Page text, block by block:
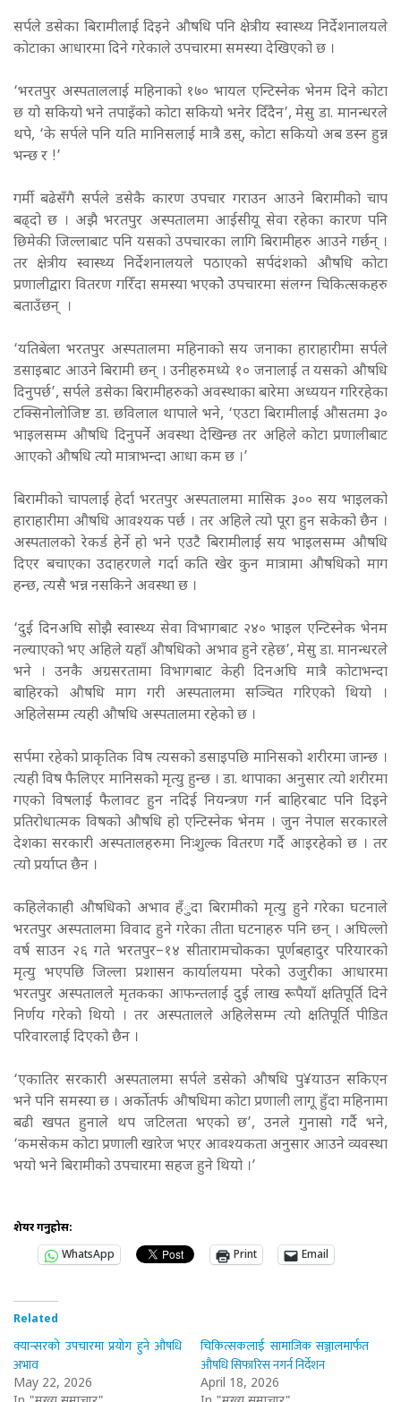
सर्पले डसेका बिरामीलाई दिइने औषधि पनि क्षेत्रीय स्वास्थ्य निर्देशनालयले
कोटाका आधारमा दिने गरेकाले उपचारमा समस्या देखिएको छ ।
‘भरतपुर अस्पताललाई महिनाको १७० भायल एन्टिस्नेक भेनम दिने कोटा
छ यो सकियो भने तपाइँको कोटा सकियो भनेर दिँदैन’, मेसु डा. मानन्धरले
थपे, ‘के सर्पले पनि यति मानिसलाई मात्रै डस्, कोटा सकियो अब डस्न हुन्न
भन्छ र !’
गर्मी बढेसँगै सर्पले डसेकै कारण उपचार गराउन आउने बिरामीको चाप
बढ्दो छ । अझै भरतपुर अस्पतालमा आईसीयू सेवा रहेका कारण पनि
छिमेकी जिल्लाबाट पनि यसको उपचारका लागि बिरामीहरु आउने गर्छन् ।
तर क्षेत्रीय स्वास्थ्य निर्देशनालयले पठाएको सर्पदंशको औषधि कोटा
प्रणालीद्वारा वितरण गरिँदा समस्या भएकोे उपचारमा संलग्न चिकित्सकहरु
बताउँछन् ।
‘यतिबेला भरतपुर अस्पतालमा महिनाको सय जनाका हाराहारीमा सर्पले
डसाइबाट आउने बिरामी छन् । उनीहरुमध्ये १० जनालाई त यसको औषधि
दिनुपर्छ’, सर्पले डसेका बिरामीहरुको अवस्थाका बारेमा अध्ययन गरिरहेका
टक्सिनोलोजिष्ट डा. छविलाल थापाले भने, ‘एउटा बिरामीलाई औसतमा ३०
भाइलसम्म औषधि दिनुपर्ने अवस्था देखिन्छ तर अहिले कोटा प्रणालीबाट
आएको औषधि त्यो मात्राभन्दा आधा कम छ ।’
बिरामीको चापलाई हेर्दा भरतपुर अस्पतालमा मासिक ३०० सय भाइलको
हाराहारीमा औषधि आवश्यक पर्छ । तर अहिले त्यो पूरा हुन सकेको छैन ।
अस्पतालको रेकर्ड हेर्ने हो भने एउटै बिरामीलाई सय भाइलसम्म औषधि
दिएर बचाएका उदाहरणले गर्दा कति खेर कुन मात्रामा औषधिको माग
हन्छ, त्यसै भन्न नसकिने अवस्था छ ।
‘दुई दिनअघि सोझै स्वास्थ्य सेवा विभागबाट २४० भाइल एन्टिस्नेक भेनम
नल्याएको भए अहिले यहाँ औषधिको अभाव हुने रहेछ’, मेसु डा. मानन्धरले
भने । उनकै अग्रसरतामा विभागबाट केही दिनअघि मात्रै कोटाभन्दा
बाहिरको औषधि माग गरी अस्पतालमा सञ्चित गरिएको थियो ।
अहिलेसम्म त्यही औषधि अस्पतालमा रहेको छ ।
सर्पमा रहेको प्राकृतिक विष त्यसको डसाइपछि मानिसको शरीरमा जान्छ ।
त्यही विष फैलिएर मानिसको मृत्यु हुन्छ । डा. थापाका अनुसार त्यो शरीरमा
गएको विषलाई फैलावट हुन नदिई नियन्त्रण गर्न बाहिरबाट पनि दिइने
प्रतिरोधात्मक विषको औषधि हो एन्टिस्नेक भेनम । जुन नेपाल सरकारले
देशका सरकारी अस्पतालहरुमा निःशुल्क वितरण गर्दै आइरहेको छ । तर
त्यो प्रर्याप्त छैन ।
कहिलेकाही औषधिको अभाव हँुदा बिरामीको मृत्यु हुने गरेका घटनाले
भरतपुर अस्पतालमा विवाद हुने गरेका तीता घटनाहरु पनि छन् । अघिल्लो
वर्ष साउन २६ गते भरतपुर–१४ सीतारामचोकका पूर्णबहादुर परियारको
मृत्यु भएपछि जिल्ला प्रशासन कार्यालयमा परेको उजुरीका आधारमा
भरतपुर अस्पतालले मृतकका आफन्तलाई दुई लाख रूपैयाँ क्षतिपूर्ति दिने
निर्णय गरेको थियो । तर अस्पतालले अहिलेसम्म त्यो क्षतिपूर्ति पीडित
परिवारलाई दिएको छैन ।
‘एकातिर सरकारी अस्पतालमा सर्पले डसेको औषधि पु¥याउन सकिएन
भने पनि समस्या छ । अर्काेतर्फ औषधिमा कोटा प्रणाली लागू हुँदा महिनामा
बढी खपत हुनाले थप जटिलता भएको छ’, उनले गुनासो गर्दै भने,
‘कमसेकम कोटा प्रणाली खारेज भएर आवश्यकता अनुसार आउने व्यवस्था
भयो भने बिरामीको उपचारमा सहज हुने थियो ।’
शेयर गर्नुहोस:
WhatsApp
Print Email
Related
क्यान्सरको उपचारमा प्रयोग हुने औषधि
अभाव
May 22, 2026
चिकित्सकलाई सामाजिक सञ्जालमार्फत
औषधि सिफारिस नगर्न निर्देशन
April 18, 2026